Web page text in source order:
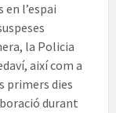
l’espai
la Policia
així com a
primers dies
durant